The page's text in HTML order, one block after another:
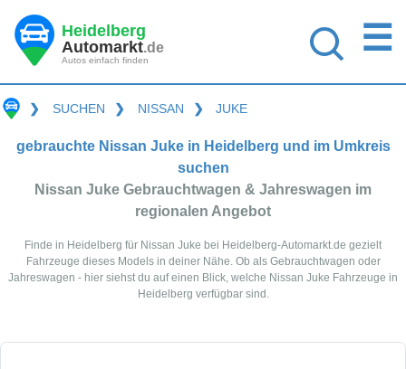
Heidelberg
Automarkt.de
Autos einfach finden
☰
❯ SUCHEN ❯ NISSAN ❯ JUKE
gebrauchte Nissan Juke in Heidelberg und im Umkreis
suchen
Nissan Juke Gebrauchtwagen & Jahreswagen im
regionalen Angebot
Finde in Heidelberg für Nissan Juke bei Heidelberg-Automarkt.de gezielt
Fahrzeuge dieses Models in deiner Nähe. Ob als Gebrauchtwagen oder
Jahreswagen - hier siehst du auf einen Blick, welche Nissan Juke Fahrzeuge in
Heidelberg verfügbar sind.